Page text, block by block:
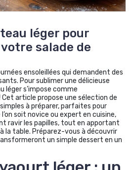
léger pour
salade de
ensoleillées qui demandent des
Pour sublimer une délicieuse
léger s’impose comme
Cet article propose une sélection de
à préparer, parfaites pour
soit novice ou expert en cuisine,
ravir les papilles, tout en apportant
la table. Préparez-vous à découvrir
un simple dessert en un